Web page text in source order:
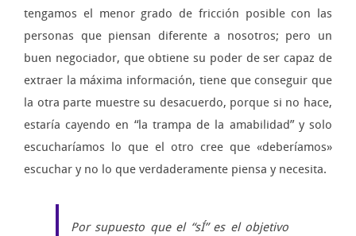
tengamos el menor grado de fricción posible con las
personas que piensan diferente a nosotros; pero un
buen negociador, que obtiene su poder de ser capaz de
extraer la máxima información, tiene que conseguir que
la otra parte muestre su desacuerdo, porque si no hace,
estaría cayendo en “la trampa de la amabilidad” y solo
escucharíamos lo que el otro cree que «deberíamos»
escuchar y no lo que verdaderamente piensa y necesita.
Por supuesto que el “sÍ” es el objetivo